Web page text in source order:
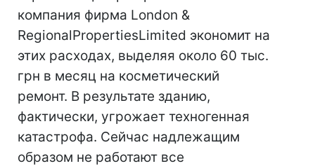
компания фирма London &
RegionalPropertiesLimited экономит на
этих расходах, выделяя около 60 тыс.
грн в месяц на косметический
ремонт. В результате зданию,
фактически, угрожает техногенная
катастрофа. Сейчас надлежащим
образом не работают все